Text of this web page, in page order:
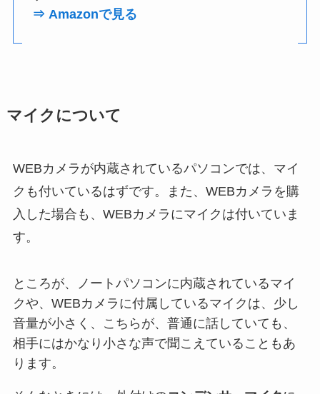
⇒ Amazonで見る
マイクについて
WEBカメラが内蔵されているパソコンでは、マイ
クも付いているはずです。また、WEBカメラを購
入した場合も、WEBカメラにマイクは付いていま
す。
ところが、ノートパソコンに内蔵されているマイ
クや、WEBカメラに付属しているマイクは、少し
音量が小さく、こちらが、普通に話していても、
相手にはかなり小さな声で聞こえていることもあ
ります。